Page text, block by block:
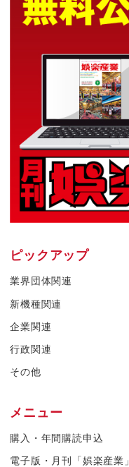
ピックアップ
業界団体関連
新機種関連
企業関連
行政関連
その他
メニュー
購入・年間購読申込
電子版・月刊「娯楽産業」